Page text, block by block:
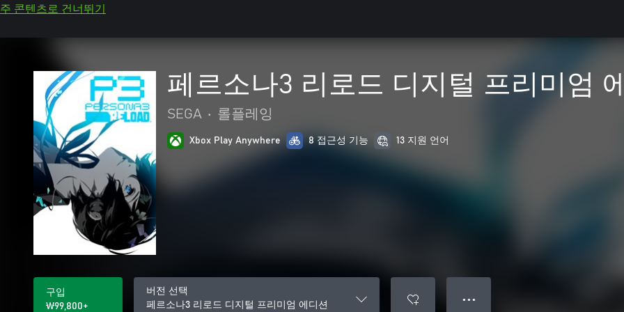
주 콘텐츠로 건너뛰기
페르소나3 리로드 디지털 프리미엄
SEGA • 롤플레잉
Xbox Play Anywhere 8 접근성 기능 13 지원 언어
구입
₩99,800+
버전 선택
페르소나3 리로드 디지털 프리미엄 에디션
● ● ●